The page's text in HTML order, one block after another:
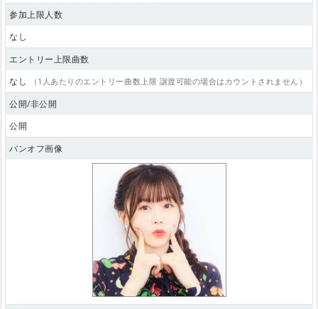
参加上限人数
なし
エントリー上限曲数
なし
（1人あたりのエントリー曲数上限 譲渡可能の場合はカウントされません）
公開/非公開
公開
バンオフ画像